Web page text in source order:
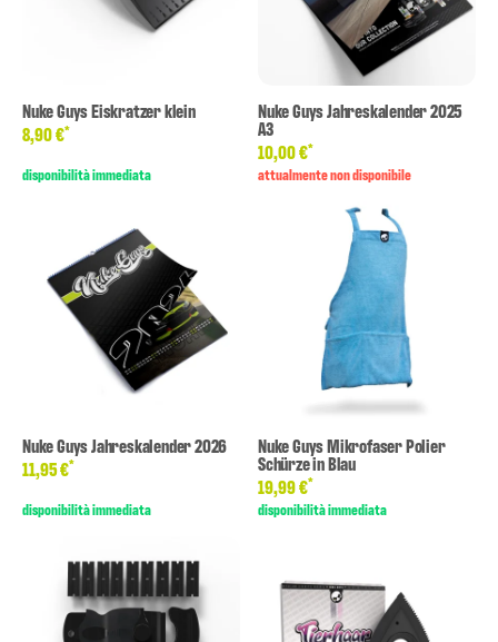
Nuke Guys Eiskratzer klein
8,90 €*
disponibilità immediata
Nuke Guys Jahreskalender 2025
A3
10,00 €*
attualmente non disponibile
Nuke Guys Jahreskalender 2026
11,95 €*
disponibilità immediata
Nuke Guys Mikrofaser Polier
Schürze in Blau
19,99 €*
disponibilità immediata